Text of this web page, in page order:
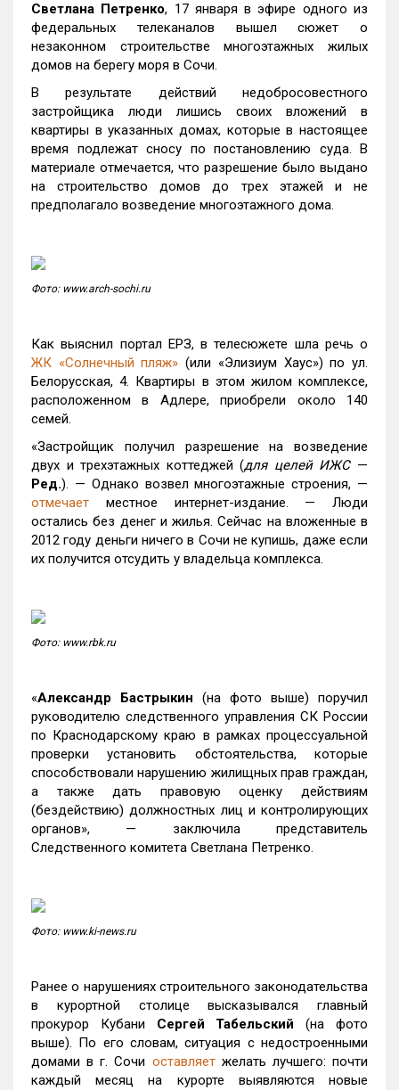
Светлана Петренко, 17 января в эфире одного из
федеральных телеканалов вышел сюжет о
незаконном строительстве многоэтажных жилых
домов на берегу моря в Сочи.
В результате действий недобросовестного
застройщика люди лишись своих вложений в
квартиры в указанных домах, которые в настоящее
время подлежат сносу по постановлению суда. В
материале отмечается, что разрешение было выдано
на строительство домов до трех этажей и не
предполагало возведение многоэтажного дома.
Фото: www.arch-sochi.ru
Как выяснил портал ЕРЗ, в телесюжете шла речь о
ЖК «Солнечный пляж» (или «Элизиум Хаус») по ул.
Белорусская, 4. Квартиры в этом жилом комплексе,
расположенном в Адлере, приобрели около 140
семей.
«Застройщик получил разрешение на возведение
двух и трехэтажных коттеджей (для целей ИЖС—
Ред.). — Однако возвел многоэтажные строения, —
отмечает местное интернет-издание. — Люди
остались без денег и жилья. Сейчас на вложенные в
2012 году деньги ничего в Сочи не купишь, даже если
их получится отсудить у владельца комплекса.
Фото: www.rbk.ru
«Александр Бастрыкин (на фото выше) поручил
руководителю следственного управления СК России
по Краснодарскому краю в рамках процессуальной
проверки установить обстоятельства, которые
способствовали нарушению жилищных прав граждан,
а также дать правовую оценку действиям
(бездействию) должностных лиц и контролирующих
органов», — заключила представитель
Следственного комитета Светлана Петренко.
Фото: www.ki-news.ru
Ранее о нарушениях строительного законодательства
в курортной столице высказывался главный
прокурор Кубани Сергей Табельский (на фото
выше). По его словам, ситуация с недостроенными
домами в г. Сочи оставляетжелать лучшего: почти
каждый месяц на курорте выявляются новые